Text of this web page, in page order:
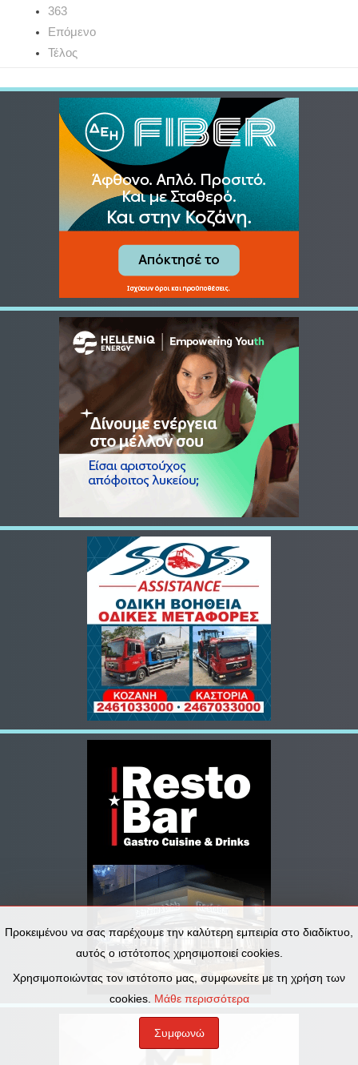
363
Επόμενο
Τέλος
Προκειμένου να σας παρέχουμε την καλύτερη εμπειρία στο διαδίκτυο,
αυτός ο ιστότοπος χρησιμοποιεί cookies.
Χρησιμοποιώντας τον ιστότοπο μας, συμφωνείτε με τη χρήση των
cookies. Μάθε περισσότερα
Συμφωνώ